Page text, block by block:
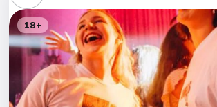
Стендап
Выставки
Квесты
Экскурсии
18+